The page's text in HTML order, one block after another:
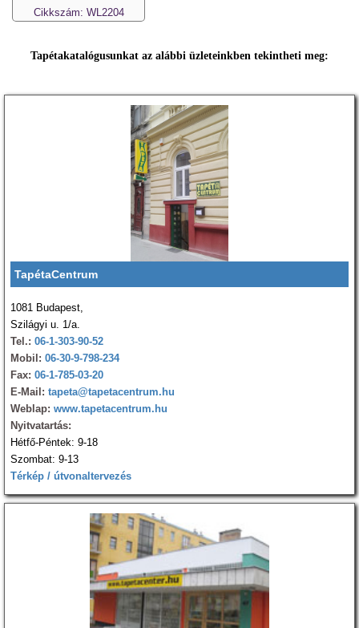
Cikkszám: WL2204
Tapétakatalógusunkat az alábbi üzleteinkben tekintheti meg:
TapétaCentrum
1081 Budapest,
Szilágyi u. 1/a.
Tel.: 06-1-303-90-52
Mobil: 06-30-9-798-234
Fax: 06-1-785-03-20
E-Mail: tapeta@tapetacentrum.hu
Weblap: www.tapetacentrum.hu
Nyitvatartás:
Hétfő-Péntek: 9-18
Szombat: 9-13
Térkép / útvonaltervezés